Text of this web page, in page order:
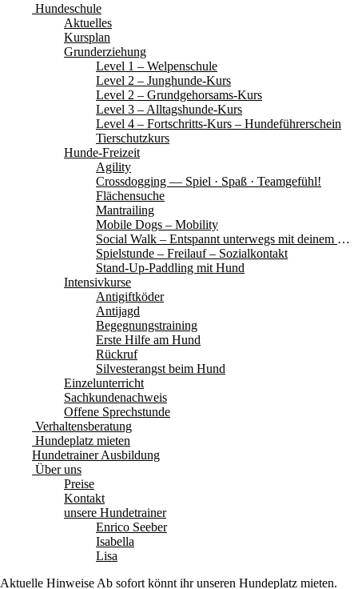
Hundeschule
Aktuelles
Kursplan
Grunderziehung
Level 1 – Welpenschule
Level 2 – Junghunde-Kurs
Level 2 – Grundgehorsams-Kurs
Level 3 – Alltagshunde-Kurs
Level 4 – Fortschritts-Kurs – Hundeführerschein
Tierschutzkurs
Hunde-Freizeit
Agility
Crossdogging — Spiel · Spaß · Teamgefühl!
Flächensuche
Mantrailing
Mobile Dogs – Mobility
Social Walk – Entspannt unterwegs mit deinem Hund
Spielstunde – Freilauf – Sozialkontakt
Stand-Up-Paddling mit Hund
Intensivkurse
Antigiftköder
Antijagd
Begegnungstraining
Erste Hilfe am Hund
Rückruf
Silvesterangst beim Hund
Einzelunterricht
Sachkundenachweis
Offene Sprechstunde
Verhaltensberatung
Hundeplatz mieten
Hundetrainer Ausbildung
Über uns
Preise
Kontakt
unsere Hundetrainer
Enrico Seeber
Isabella
Lisa
Aktuelle Hinweise Ab sofort könnt ihr unseren Hundeplatz mieten.